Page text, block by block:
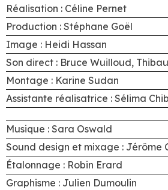
Réalisation : Céline Pernet
Production : Stéphane Goël
Image : Heidi Hassan
Son direct : Bruce Wuilloud,
Montage : Karine Sudan
Assistante réalisatrice : Sélima
Musique : Sara Oswald
Sound design et mixage : Jérôme
Étalonnage : Robin Erard
Graphisme : Julien Dumoulin